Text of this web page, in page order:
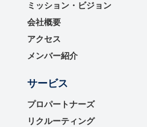
ミッション・ビジョン
会社概要
アクセス
メンバー紹介
サービス
プロパートナーズ
リクルーティング